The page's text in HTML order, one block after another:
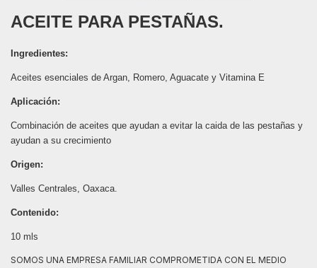
ACEITE PARA PESTAÑAS.
Ingredientes:
Aceites esenciales de Argan, Romero, Aguacate y Vitamina E
Aplicación:
Combinación de aceites que ayudan a evitar la caida de las pestañas y
ayudan a su crecimiento
Origen:
Valles Centrales, Oaxaca.
Contenido:
10 mls
SOMOS UNA EMPRESA FAMILIAR COMPROMETIDA CON EL MEDIO